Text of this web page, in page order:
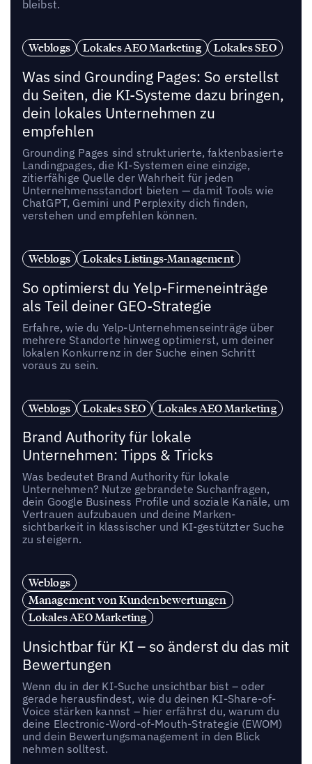
bleibst.
Weblogs Lokales AEO Marketing Lokales SEO
Was sind Grounding Pages: So erstellst
du Seiten, die KI-Systeme dazu bringen,
dein lokales Unternehmen zu
empfehlen
Grounding Pages sind strukturierte, faktenbasierte
Landingpages, die KI-Systemen eine einzige,
zitierfähige Quelle der Wahrheit für jeden
Unternehmensstandort bieten — damit Tools wie
ChatGPT, Gemini und Perplexity dich finden,
verstehen und empfehlen können.
Weblogs Lokales Listings-Management
So optimierst du Yelp-Firmeneinträge
als Teil deiner GEO-Strategie
Erfahre, wie du Yelp-Unternehmenseinträge über
mehrere Standorte hinweg optimierst, um deiner
lokalen Konkurrenz in der Suche einen Schritt
voraus zu sein.
Weblogs Lokales SEO Lokales AEO Marketing
Brand Authority für lokale
Unternehmen: Tipps & Tricks
Was bedeutet Brand Authority für lokale
Unternehmen? Nutze gebrandete Suchanfragen,
dein Google Business Profile und soziale Kanäle, um
Vertrauen aufzubauen und deine Marken­
sichtbarkeit in klassischer und KI-gestützter Suche
zu steigern.
Weblogs
Management von Kundenbewertungen
Lokales AEO Marketing
Unsichtbar für KI – so änderst du das mit
Bewertungen
Wenn du in der KI-Suche unsichtbar bist – oder
gerade herausfindest, wie du deinen KI-Share-of-
Voice stärken kannst – hier erfährst du, warum du
deine Electronic-Word-of-Mouth-Strategie (EWOM)
und dein Bewertungsmanagement in den Blick
nehmen solltest.